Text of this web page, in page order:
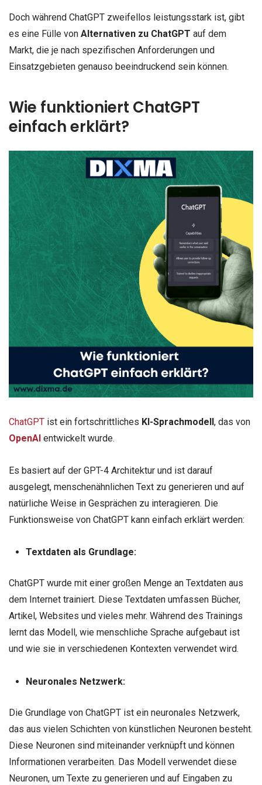
Doch während ChatGPT zweifellos leistungsstark ist, gibt
es eine Fülle von Alternativen zu ChatGPT auf dem
Markt, die je nach spezifischen Anforderungen und
Einsatzgebieten genauso beeindruckend sein können.
Wie funktioniert ChatGPT
einfach erklärt?
ChatGPT ist ein fortschrittliches KI-Sprachmodell, das von
OpenAI entwickelt wurde.
Es basiert auf der GPT-4 Architektur und ist darauf
ausgelegt, menschenähnlichen Text zu generieren und auf
natürliche Weise in Gesprächen zu interagieren. Die
Funktionsweise von ChatGPT kann einfach erklärt werden:
Textdaten als Grundlage:
ChatGPT wurde mit einer großen Menge an Textdaten aus
dem Internet trainiert. Diese Textdaten umfassen Bücher,
Artikel, Websites und vieles mehr. Während des Trainings
lernt das Modell, wie menschliche Sprache aufgebaut ist
und wie sie in verschiedenen Kontexten verwendet wird.
Neuronales Netzwerk:
Die Grundlage von ChatGPT ist ein neuronales Netzwerk,
das aus vielen Schichten von künstlichen Neuronen besteht.
Diese Neuronen sind miteinander verknüpft und können
Informationen verarbeiten. Das Modell verwendet diese
Neuronen, um Texte zu generieren und auf Eingaben zu